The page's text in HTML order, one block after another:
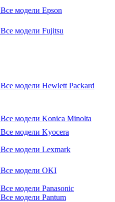
Все модели Epson
Все модели Fujitsu
Все модели Hewlett Packard
Все модели Konica Minolta
Все модели Kyocera
Все модели Lexmark
Все модели OKI
Все модели Panasonic
Все модели Pantum